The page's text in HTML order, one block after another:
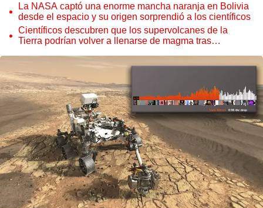
La NASA captó una enorme mancha naranja en Bolivia
desde el espacio y su origen sorprendió a los científicos
Científicos descubren que los supervolcanes de la
Tierra podrían volver a llenarse de magma tras